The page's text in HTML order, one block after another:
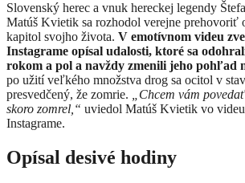
Slovenský herec a vnuk hereckej legendy
Matúš Kvietik sa rozhodol verejne prehovoriť
kapitol svojho života. V emotívnom videu
Instagrame opísal udalosti, ktoré sa
rokom a pol a navždy zmenili jeho pohľad
po užití veľkého množstva drog sa ocitol v
presvedčený, že zomrie.
„Chcem vám
skoro zomrel,“ uviedol Matúš Kvietik vo
Instagrame.
Opísal desivé hodiny